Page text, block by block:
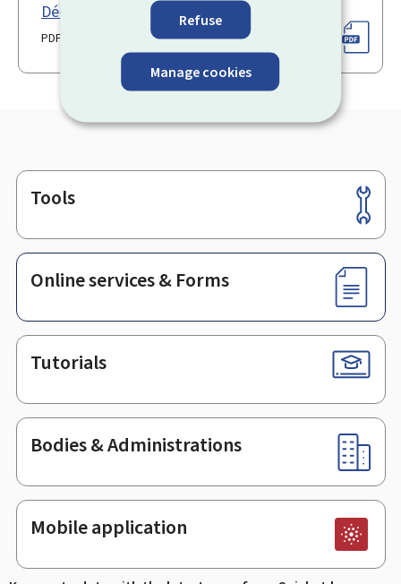
Refuse
Manage cookies
Déclaration de sortie (Pdf)
PDF
Footer
Tools
Online services & Forms
Tutorials
Bodies & Administrations
Mobile application